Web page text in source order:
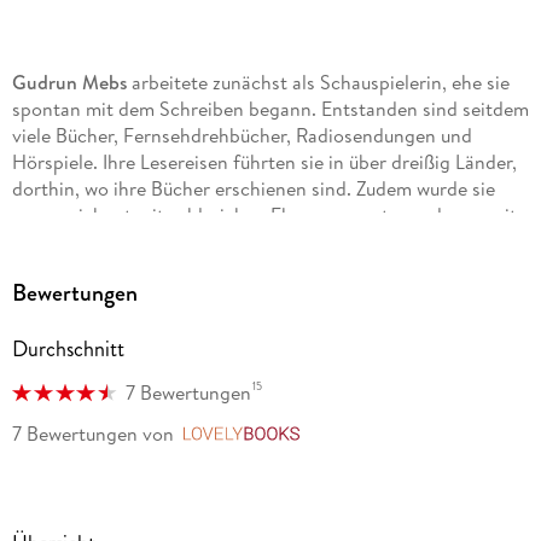
Gudrun Mebsarbeitete zunächst als Schauspielerin, ehe sie
spontan mit dem Schreiben begann. Entstanden sind seitdem
viele Bücher, Fernsehdrehbücher, Radiosendungen und
Hörspiele. Ihre Lesereisen führten sie in über dreißig Länder,
dorthin, wo ihre Bücher erschienen sind. Zudem wurde sie
ausgezeichnet mit zahlreichen Ehrungen, unter anderem mit
Bayerischen Verdienstorden.
Sie lebt nach langen Jahren in Italien wieder in München und
Schreibmaschine.
zahlreiche Bucheinbände und Bücher für Kinder und
Bewertungen
Durchschnitt
7 Bewertungen15
7 Bewertungen von